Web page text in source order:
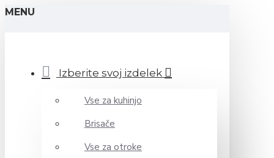
MENU
Izberite svoj izdelek
Vse za kuhinjo
Brisače
Vse za otroke